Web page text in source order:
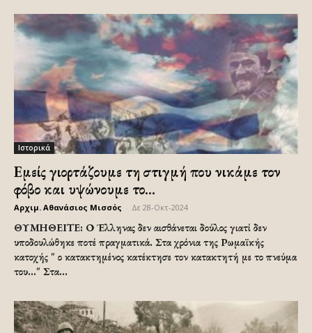
Ιστορικά
Εμείς γιορτάζουμε τη στιγμή που νικάμε τον
φόβο και υψώνουμε το...
Αρχιμ. Αθανάσιος Μισσός Δε 28-Οκτ-2024
ΘΥΜΗΘΕΙΤΕ: Ο Έλληνας δεν αισθάνεται δούλος γιατί δεν
υποδουλώθηκε ποτέ πραγματικά. Στα χρόνια της Ρωμαϊκής
κατοχής " ο κατακτημένος κατέκτησε τον κατακτητή με το πνεύμα
του..." Στα...